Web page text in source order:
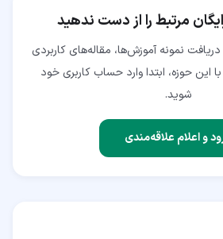
مرتبط را از دست ندهید
نمونه آموزش‌ها، مقاله‌های کاربردی
این حوزه، ابتدا وارد حساب کاربری خود
شوید.
و اعلام علاقه‌مندی